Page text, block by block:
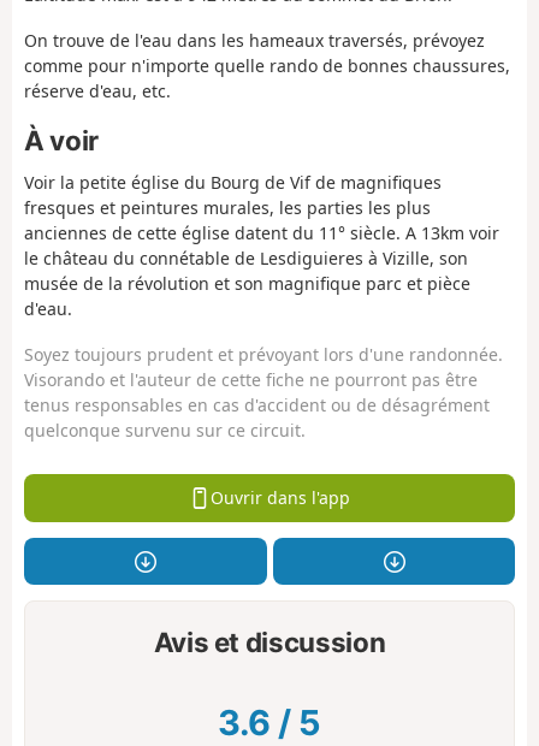
On trouve de l'eau dans les hameaux traversés, prévoyez
comme pour n'importe quelle rando de bonnes chaussures,
réserve d'eau, etc.
À voir
Voir la petite église du Bourg de Vif de magnifiques
fresques et peintures murales, les parties les plus
anciennes de cette église datent du 11° siècle. A 13km voir
le château du connétable de Lesdiguieres à Vizille, son
musée de la révolution et son magnifique parc et pièce
d'eau.
Soyez toujours prudent et prévoyant lors d'une randonnée.
Visorando et l'auteur de cette fiche ne pourront pas être
tenus responsables en cas d'accident ou de désagrément
quelconque survenu sur ce circuit.
Ouvrir dans l'app
Avis et discussion
3.6 / 5